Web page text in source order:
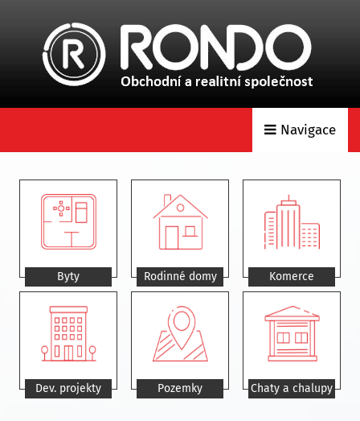
Navigace
Byty Rodinné domy Komerce
Dev. projekty Pozemky Chaty a chalupy